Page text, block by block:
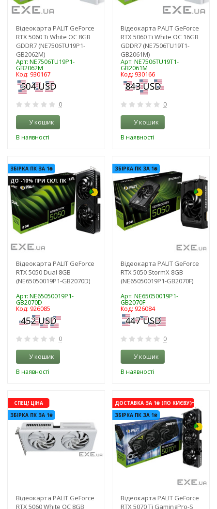
Відеокарта PALIT GeForce
RTX 5060 Ti White OC 8GB
GDDR7 (NE7506TU19P1-
GB2062M)
Арт: NE7506TU19P1-
GB2062M
Код: 930167
0
У кошик
В наявності
Відеокарта PALIT GeForce
RTX 5060 Ti White OC 16GB
GDDR7 (NE7506TU19T1-
GB2061M)
Арт: NE7506TU19T1-
GB2061M
Код: 930166
0
У кошик
В наявності
ЗБІРКА ПК ЗА 1₴
ДО -10% ПРИ СКЛ. ПК
-3%
Відеокарта PALIT GeForce
RTX 5050 Dual 8GB
(NE65050019P1-GB2070D)
Арт: NE65050019P1-
GB2070D
Код: 926085
0
У кошик
В наявності
ЗБІРКА ПК ЗА 1₴
Відеокарта PALIT GeForce
RTX 5050 StormX 8GB
(NE65050019P1-GB2070F)
Арт: NE65050019P1-
GB2070F
Код: 926084
0
У кошик
В наявності
СПЕЦ! ЦІНА
ЗБІРКА ПК ЗА 1₴
Відеокарта PALIT GeForce
RTX 5060 White OC 8GB
ДОСТАВКА ЗА 1₴ (ПО КИЄВУ)
ЗБІРКА ПК ЗА 1₴
-3%
Відеокарта PALIT GeForce
RTX 5070 Ti GamingPro-S